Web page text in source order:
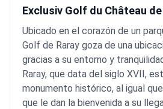
Exclusiv Golf du Château de
Ubicado en el corazón de un
Golf de Raray goza de una
gracias a su entorno y
Raray, que data del siglo XVII,
monumento histórico, al igual
que le dan la bienvenida a su